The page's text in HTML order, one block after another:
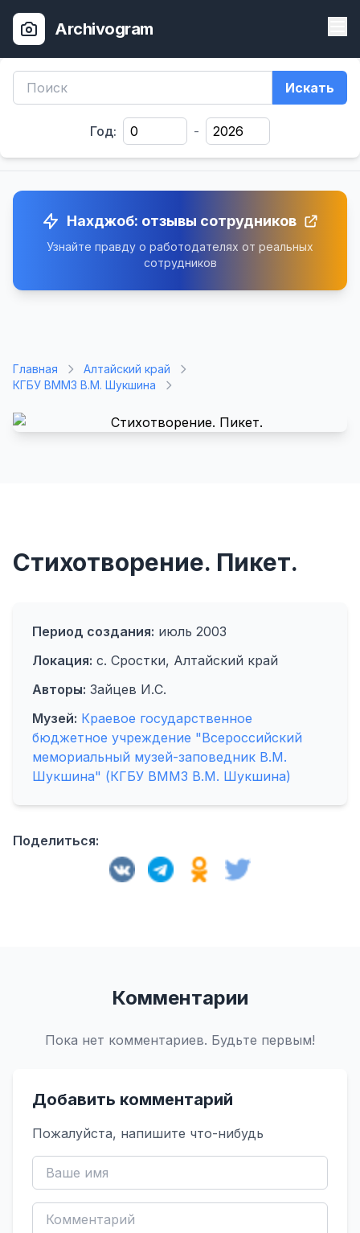
Archivogram
Искать
Год: -
Нахджоб: отзывы сотрудников
Узнайте правду о работодателях от реальных
сотрудников
Главная
Алтайский край
КГБУ ВММЗ В.М. Шукшина
Стихотворение. Пикет.
Период создания: июль 2003
Локация: с. Сростки, Алтайский край
Авторы: Зайцев И.С.
Музей: Краевое государственное
бюджетное учреждение "Всероссийский
мемориальный музей-заповедник В.М.
Шукшина" (КГБУ ВММЗ В.М. Шукшина)
Поделиться:
Комментарии
Пока нет комментариев. Будьте первым!
Добавить комментарий
Пожалуйста, напишите что-нибудь